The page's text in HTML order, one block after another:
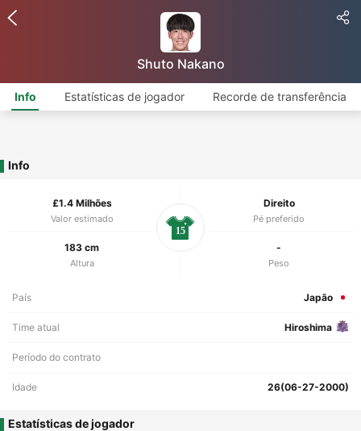
Shuto Nakano
Info Estatísticas de jogador Recorde de transferência
Info
£1.4 Milhões
Valor estimado
Direito
Pé preferido
183 cm
Altura
-
Peso
15
País Japão
Time atual Hiroshima
Período do contrato
Idade 26(06-27-2000)
Estatísticas de jogador